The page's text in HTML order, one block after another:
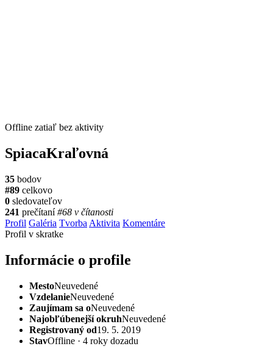
Offline zatiaľ bez aktivity
SpiacaKraľovná
35 bodov
#89 celkovo
0 sledovateľov
241 prečítaní #68 v čítanosti
Profil Galéria Tvorba Aktivita Komentáre
Profil v skratke
Informácie o profile
MestoNeuvedené
VzdelanieNeuvedené
Zaujímam sa oNeuvedené
Najobľúbenejší okruhNeuvedené
Registrovaný od19. 5. 2019
StavOffline · 4 roky dozadu